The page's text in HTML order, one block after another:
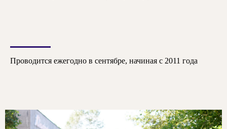
Проводится ежегодно в сентябре, начиная с 2011 года